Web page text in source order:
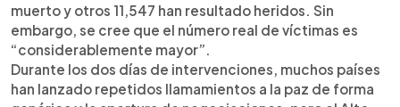
muerto y otros 11,547 han resultado heridos. Sin
embargo, se cree que el número real de víctimas es
“considerablemente mayor”.
Durante los dos días de intervenciones, muchos países
han lanzado repetidos llamamientos a la paz de forma